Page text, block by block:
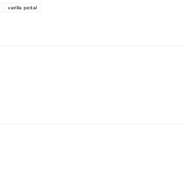
varilla pedal